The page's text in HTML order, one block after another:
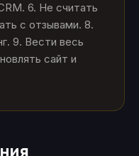
6. Не считать
с отзывами. 8.
9. Вести весь
сайт и